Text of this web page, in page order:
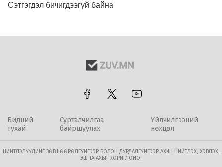
Сэтгэгдэл бичигдээгүй байна
Бидний
тухай
Сурталчилгаа
байршуулах
Үйлчилгээний
нөхцөл
НИЙТЛЭЛҮҮДИЙГ ЗӨВШӨӨРӨЛГҮЙГЭЭР БОЛОН ДУРДАЛГҮЙГЭЭР АХИН НИЙТЛЭХ, ХЭВЛЭХ,
ЭШ ТАТАХЫГ ХОРИГЛОНО.